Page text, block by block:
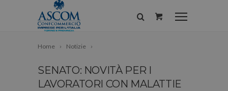
Home Notizie
SENATO: NOVITÀ PER I
LAVORATORI CON MALATTIE